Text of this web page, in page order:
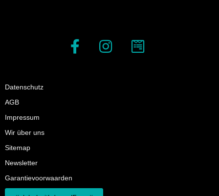
Datenschutz
AGB
Impressum
Wir über uns
Sitemap
Newsletter
Garantievoorwaarden